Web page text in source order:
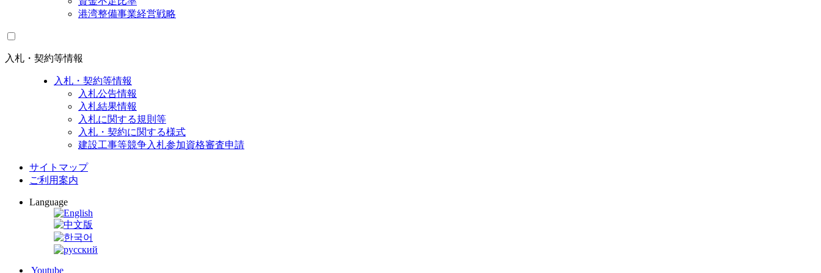
港湾整備事業経営戦略
入札・契約等情報
入札・契約等情報
入札公告情報
入札結果情報
入札に関する規則等
入札・契約に関する様式
建設工事等競争入札参加資格審査申請
サイトマップ
ご利用案内
Language
Youtube